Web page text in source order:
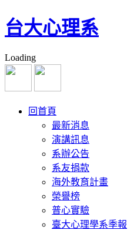
台大心理系
Loading
回首頁
最新消息
演講訊息
系辦公告
系友捐款
海外教育計畫
榮譽榜
普心實驗
臺大心理學系季報